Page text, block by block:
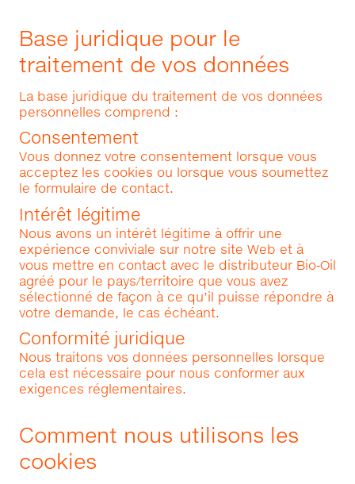
Base juridique pour le
traitement de vos données
La base juridique du traitement de vos données
personnelles comprend :
Consentement
Vous donnez votre consentement lorsque vous
acceptez les cookies ou lorsque vous soumettez
le formulaire de contact.
Intérêt légitime
Nous avons un intérêt légitime à offrir une
expérience conviviale sur notre site Web et à
vous mettre en contact avec le distributeur Bio‑Oil
agréé pour le pays/territoire que vous avez
sélectionné de façon à ce qu’il puisse répondre à
votre demande, le cas échéant.
Conformité juridique
Nous traitons vos données personnelles lorsque
cela est nécessaire pour nous conformer aux
exigences réglementaires.
Comment nous utilisons les
cookies